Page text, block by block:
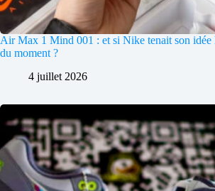
Air Max 1 Mind 001 : et si Nike tenait son idée
du moment ?
4 juillet 2026